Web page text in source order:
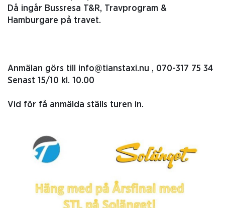
Då ingår Bussresa T&R, Travprogram &
Hamburgare på travet.
Anmälan görs till info@tianstaxi.nu , 070-317 75 34
Senast 15/10 kl. 10.00
Vid för få anmälda ställs turen in.